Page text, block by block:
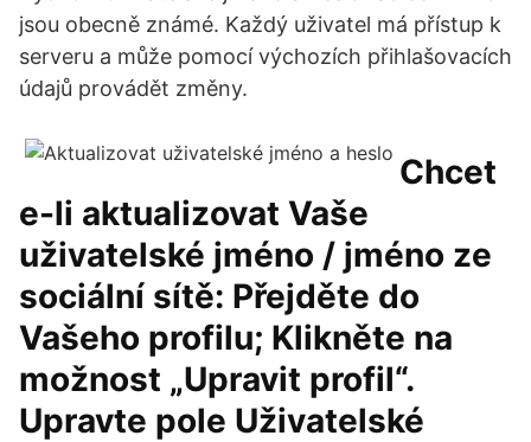
jsou obecně známé. Každý uživatel má přístup k
serveru a může pomocí výchozích přihlašovacích
údajů provádět změny.
Chcet
e-li aktualizovat Vaše
uživatelské jméno / jméno ze
sociální sítě: Přejděte do
Vašeho profilu; Klikněte na
možnost „Upravit profil“.
Upravte pole Uživatelské